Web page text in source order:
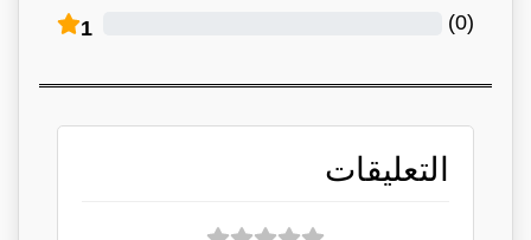
1 (
0
)
التعليقات